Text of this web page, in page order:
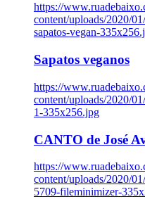
https://
content/uploads/2020/
sapatos-vegan-
Sapatos veganos
https://
content/uploads/2020/
1-335x256.jpg
CANTO de José
https://
content/uploads/2020/
5709-fileminimizer-